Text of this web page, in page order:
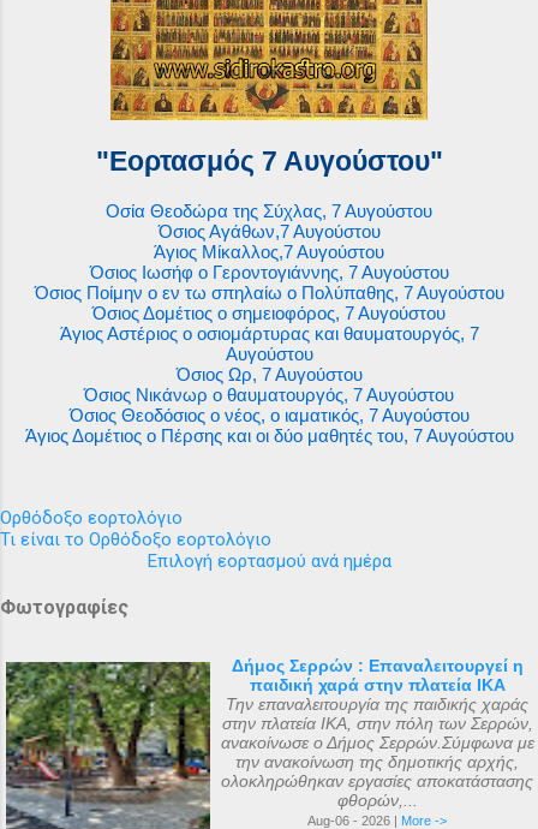
"Εορτασμός 7 Αυγούστου"
Οσία Θεοδώρα της Σύχλας, 7 Αυγούστου
Όσιος Αγάθων,7 Αυγούστου
Άγιος Μίκαλλος,7 Αυγούστου
Όσιος Ιωσήφ ο Γεροντογιάννης, 7 Αυγούστου
Όσιος Ποίμην ο εν τω σπηλαίω ο Πολύπαθης, 7 Αυγούστου
Όσιος Δομέτιος ο σημειοφόρος, 7 Αυγούστου
Άγιος Αστέριος ο οσιομάρτυρας και θαυματουργός, 7
Αυγούστου
Όσιος Ωρ, 7 Αυγούστου
Όσιος Νικάνωρ ο θαυματουργός, 7 Αυγούστου
Όσιος Θεοδόσιος ο νέος, ο ιαματικός, 7 Αυγούστου
Άγιος Δομέτιος ο Πέρσης και οι δύο μαθητές του, 7 Αυγούστου
Ορθόδοξο εορτολόγιο
Τι είναι το Ορθόδοξο εορτολόγιο
Επιλογή εορτασμού ανά ημέρα
Φωτογραφίες
Δήμος Σερρών : Επαναλειτουργεί η
παιδική χαρά στην πλατεία ΙΚΑ
Την επαναλειτουργία της παιδικής χαράς
στην πλατεία ΙΚΑ, στην πόλη των Σερρών,
ανακοίνωσε ο Δήμος Σερρών.Σύμφωνα με
την ανακοίνωση της δημοτικής αρχής,
ολοκληρώθηκαν εργασίες αποκατάστασης
φθορών,...
Aug-06 - 2026 | More ->